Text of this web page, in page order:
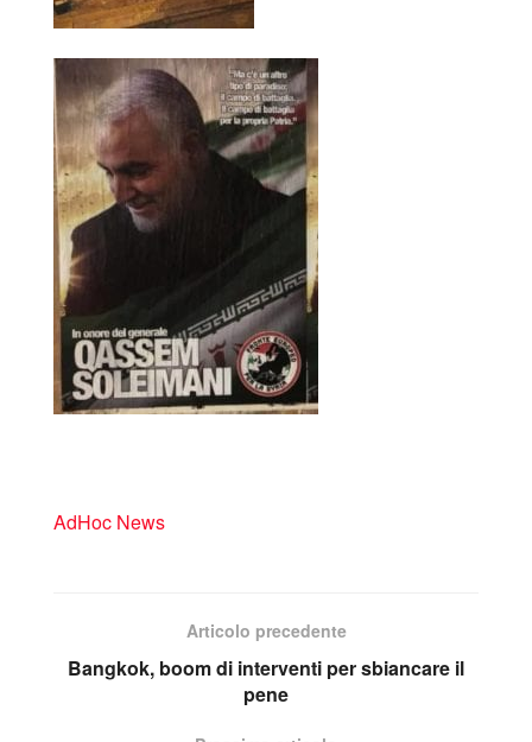
AdHoc News
Articolo precedente
Bangkok, boom di interventi per sbiancare il
pene